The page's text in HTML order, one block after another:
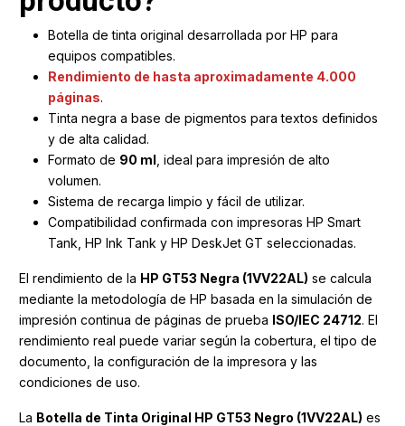
Botella de tinta original desarrollada por HP para
equipos compatibles.
Rendimiento de hasta aproximadamente 4.000
páginas.
Tinta negra a base de pigmentos para textos definidos
y de alta calidad.
Formato de 90 ml , ideal para impresión de alto
volumen.
Sistema de recarga limpio y fácil de utilizar.
Compatibilidad confirmada con impresoras HP Smart
Tank, HP Ink Tank y HP DeskJet GT seleccionadas.
El rendimiento de la HP GT53 Negra (1VV22AL) se calcula
mediante la metodología de HP basada en la simulación de
impresión continua de páginas de prueba ISO/IEC 24712. El
rendimiento real puede variar según la cobertura, el tipo de
documento, la configuración de la impresora y las
condiciones de uso.
La Botella de Tinta Original HP GT53 Negro (1VV22AL) es